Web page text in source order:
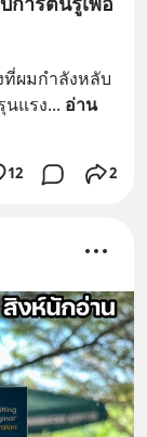
ผมกำลังหลับ
นแรง... อ่าน
12 2